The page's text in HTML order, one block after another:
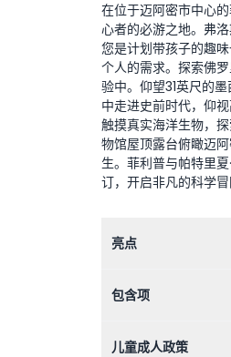
在位于迈阿密市中心
心者的必游之地。弗
您是计划带孩子的趣
个人的需求。探索佛
验中。仰望31英尺的
中走进史前时代，仰
触摸真实海洋生物，
物馆屋顶露台俯瞰迈
生。菲利普与帕特里
订，开启非凡的科学冒
亮点
包含项
儿童成人政策